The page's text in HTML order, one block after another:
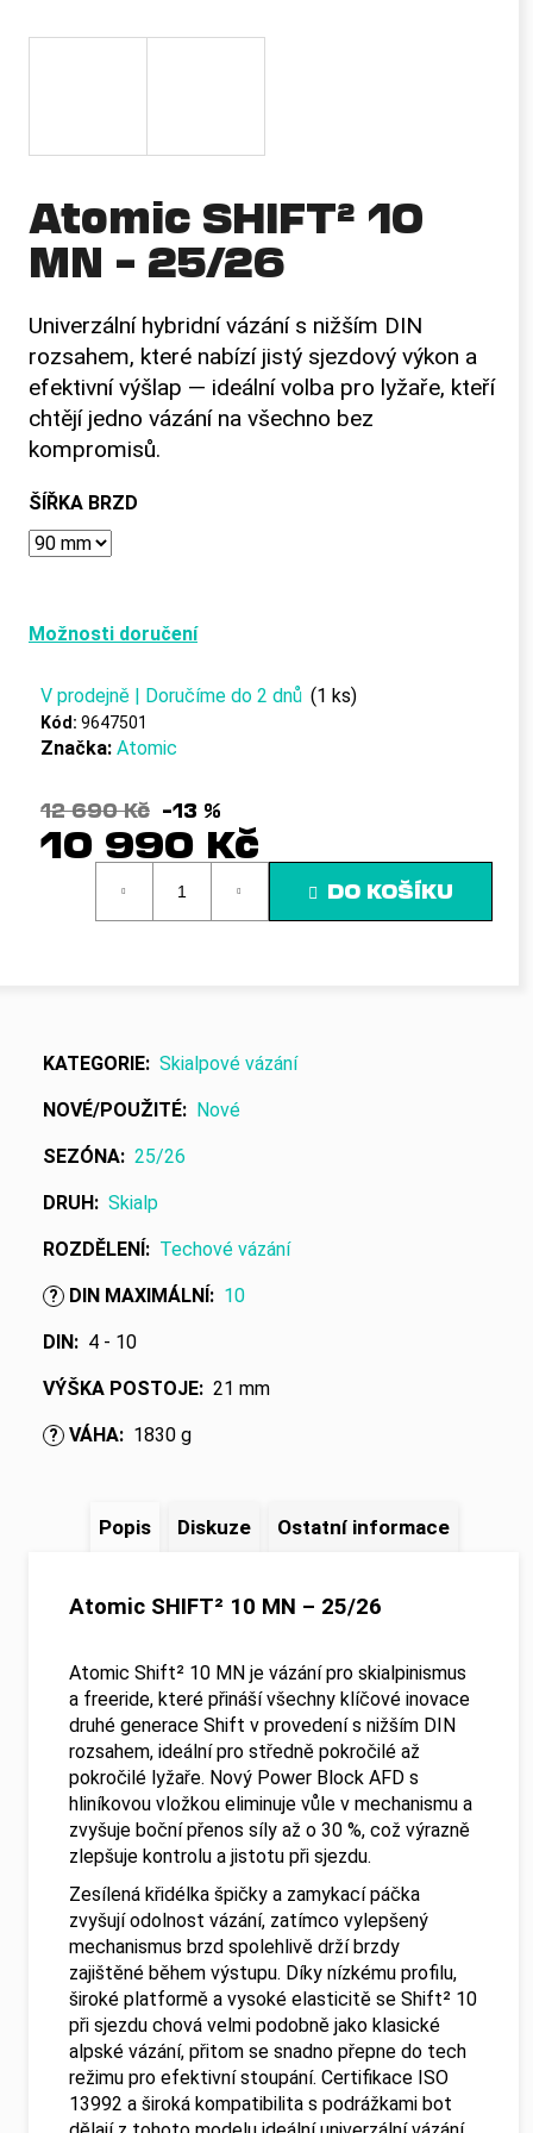
Atomic SHIFT² 10
MN – 25/26
Univerzální hybridní vázání s nižším DIN
rozsahem, které nabízí jistý sjezdový výkon a
efektivní výšlap — ideální volba pro lyžaře, kteří
chtějí jedno vázání na všechno bez
kompromisů.
ŠÍŘKA BRZD
Možnosti doručení
V prodejně | Doručíme do 2 dnů (1 ks)
Kód: 9647501
Značka: Atomic
12 690 Kč –13 %
10 990 Kč
DO KOŠÍKU
KATEGORIE: Skialpové vázání
NOVÉ/POUŽITÉ: Nové
SEZÓNA: 25/26
DRUH: Skialp
ROZDĚLENÍ: Techové vázání
? DIN MAXIMÁLNÍ: 10
DIN: 4 - 10
VÝŠKA POSTOJE: 21 mm
? VÁHA: 1830 g
Popis Diskuze Ostatní informace
Atomic SHIFT² 10 MN – 25/26
Atomic Shift² 10 MN je vázání pro skialpinismus
a freeride, které přináší všechny klíčové inovace
druhé generace Shift v provedení s nižším DIN
rozsahem, ideální pro středně pokročilé až
pokročilé lyžaře. Nový Power Block AFD s
hliníkovou vložkou eliminuje vůle v mechanismu a
zvyšuje boční přenos síly až o 30 %, což výrazně
zlepšuje kontrolu a jistotu při sjezdu.
Zesílená křidélka špičky a zamykací páčka
zvyšují odolnost vázání, zatímco vylepšený
mechanismus brzd spolehlivě drží brzdy
zajištěné během výstupu. Díky nízkému profilu,
široké platformě a vysoké elasticitě se Shift² 10
při sjezdu chová velmi podobně jako klasické
alpské vázání, přitom se snadno přepne do tech
režimu pro efektivní stoupání. Certifikace ISO
13992 a široká kompatibilita s podrážkami bot
a
?
HLEDAT
D
o
p
o
u
č
u
m